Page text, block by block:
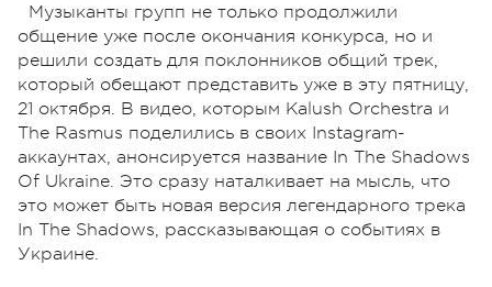
Музыканты групп не только продолжили
общение уже после окончания конкурса, но и
решили создать для поклонников общий трек,
который обещают представить уже в эту пятницу,
21 октября. В видео, которым Kalush Orchestra и
The Rasmus поделились в своих Instagram-
аккаунтах, анонсируется название In The Shadows
Of Ukraine. Это сразу наталкивает на мысль, что
это может быть новая версия легендарного трека
In The Shadows, рассказывающая о событиях в
Украине.